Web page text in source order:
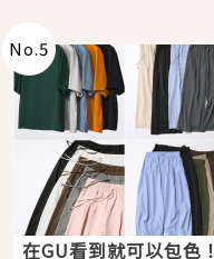
No.5
在GU看到就可以包色！